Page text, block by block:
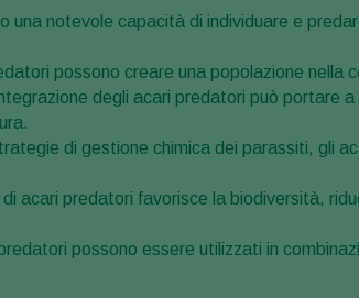
una notevole capacità di individuare e
possono creare una popolazione nella
degli acari predatori può portare
di gestione chimica dei parassiti, gli
di acari predatori favorisce la biodiversità,
possono essere utilizzati in